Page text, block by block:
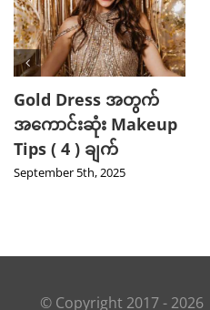
Gold Dress အတွက်
အကောင်းဆုံး Makeup
Tips ( 4 ) ချက်
September 5th, 2025
© Copyright 2017 - 2026